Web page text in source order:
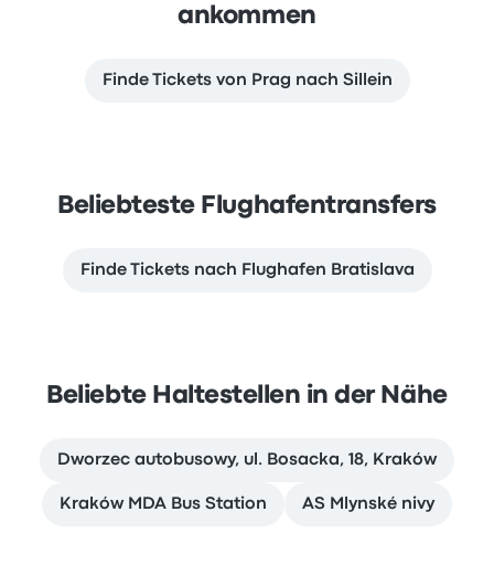
ankommen
Finde Tickets von Prag nach Sillein
Beliebteste Flughafentransfers
Finde Tickets nach Flughafen Bratislava
Beliebte Haltestellen in der Nähe
Dworzec autobusowy, ul. Bosacka, 18, Kraków
Kraków MDA Bus Station AS Mlynské nivy